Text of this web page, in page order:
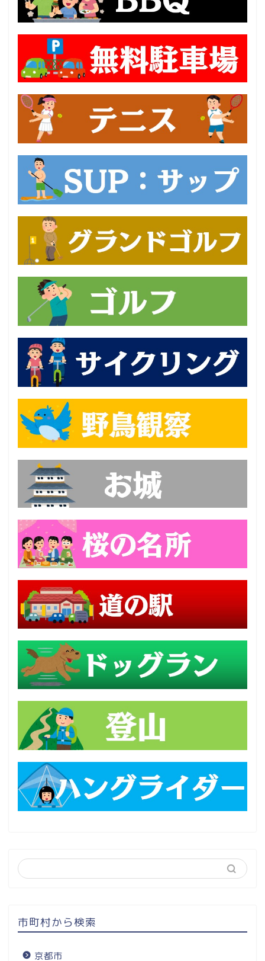
市町村から検索
京都市